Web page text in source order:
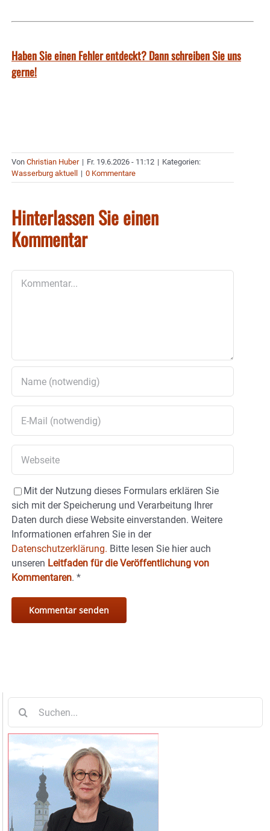
Haben Sie einen Fehler entdeckt? Dann schreiben Sie uns
gerne!
Von Christian Huber | Fr. 19.6.2026 - 11:12 | Kategorien:
Wasserburg aktuell
| 0 Kommentare
Hinterlassen Sie einen
Kommentar
Mit der Nutzung dieses Formulars erklären Sie
sich mit der Speicherung und Verarbeitung Ihrer
Daten durch diese Website einverstanden. Weitere
Informationen erfahren Sie in der
Datenschutzerklärung. Bitte lesen Sie hier auch
unseren Leitfaden für die Veröffentlichung von
Kommentaren. *
nach: